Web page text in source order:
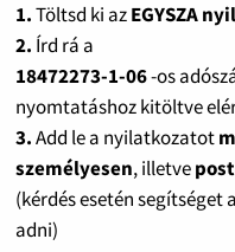
1.Töltsd ki azEGYSZA
2. Írd rá a
18472273-1-06-os
nyomtatáshoz kitöltve
3.Add le a nyilatkozatot
személyesen, illetve
(kérdés esetén
adni)